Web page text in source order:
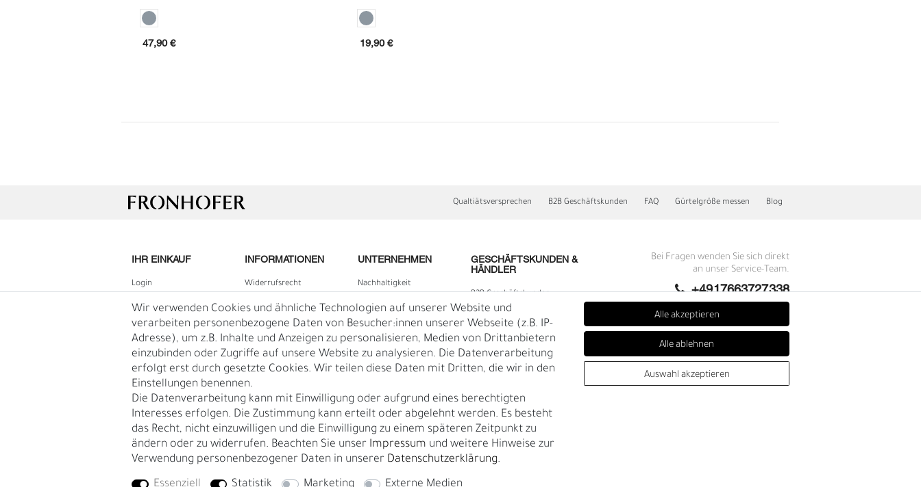
N S Ä
47,90 € 19,90 €
Qualtiätsversprechen B2B Geschäftskunden FAQ Gürtelgröße messen Blog
IHR EINKAUF
Login
B2B Login
Registrieren
Wunschliste
Kasse
INFORMATIONEN
Widerrufs­recht
Impressum
Daten­schutz­erklärung
AGB
Vertrag
widerrufen
UNTERNEHMEN
Nachhaltigkeit
Kontakt
Über uns
Rückgabe
Gürtelgröße messen
GESCHÄFTSKUNDEN &
HÄNDLER
B2B Geschäftskunden
Bei Fragen wenden Sie sich direkt
an unser Service-Team.
+4917663727338
Montag - Freitag, 09:00 - 14:00
info@fronhofer.com
Gürtelmanufaktur Fronhofer,
93053 Regensburg, Nelkenweg 3b
Wir verwenden Cookies und ähnliche Technologien auf unserer Website und
verarbeiten personenbezogene Daten von Besucher:innen unserer Webseite (z.B. IP-
Adresse), um z.B. Inhalte und Anzeigen zu personalisieren, Medien von Drittanbietern
einzubinden oder Zugriffe auf unsere Website zu analysieren. Die Datenverarbeitung
erfolgt erst durch gesetzte Cookies. Wir teilen diese Daten mit Dritten, die wir in den
Einstellungen benennen.
Die Datenverarbeitung kann mit Einwilligung oder aufgrund eines berechtigten
Interesses erfolgen. Die Zustimmung kann erteilt oder abgelehnt werden. Es besteht
das Recht, nicht einzuwilligen und die Einwilligung zu einem späteren Zeitpunkt zu
ändern oder zu widerrufen. Beachten Sie unser Impressum und weitere Hinweise zur
Verwendung personenbezogener Daten in unserer Daten­schutz­erklärung.
Essenziell
Statistik Marketing Externe Medien
Alle akzeptieren
Alle ablehnen
Auswahl akzeptieren